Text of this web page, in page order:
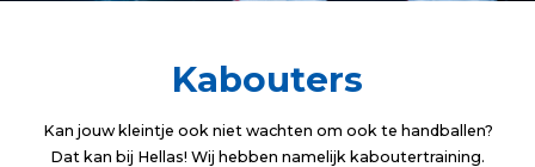
Kabouters
Kan jouw kleintje ook niet wachten om ook te handballen?
Dat kan bij Hellas! Wij hebben namelijk kaboutertraining.